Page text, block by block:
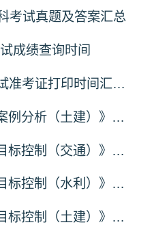
考试真题及答案汇总
成绩查询时间
2026年监理工程师考试准考证打印时间汇总（全国各省）
2026年监理工程师《案例分析（土建）》真题及答案解析（考后更新）
2026年监理工程师《目标控制（交通）》真题及答案解析（考后更新）
2026年监理工程师《目标控制（水利）》真题及答案解析考后更新
2026年监理工程师《目标控制（土建）》真题及答案解析（考后更新）